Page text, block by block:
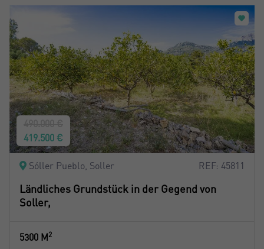
419.500 €
Sóller Pueblo, Soller REF: 45811
Ländliches Grundstück in der Gegend von
Soller,
5300 M2